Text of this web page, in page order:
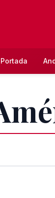
Portada